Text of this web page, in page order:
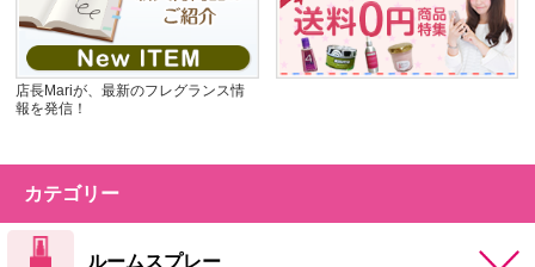
店長Mariが、最新のフレグランス情
報を発信！
カテゴリー
ルームスプレー